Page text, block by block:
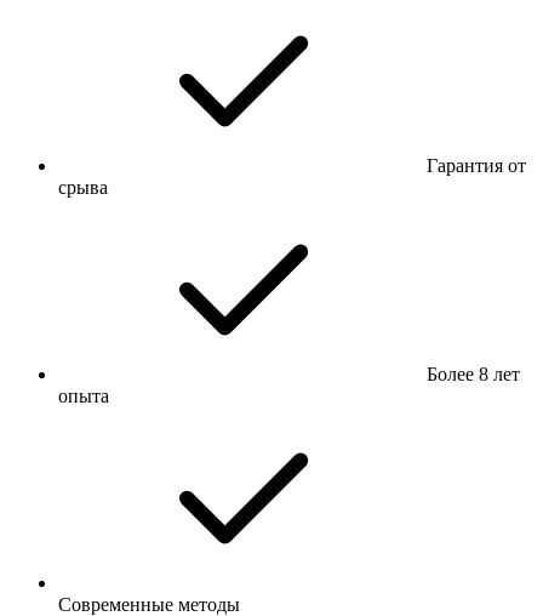
Гарантия от
срыва
Более 8 лет
опыта
Современные методы